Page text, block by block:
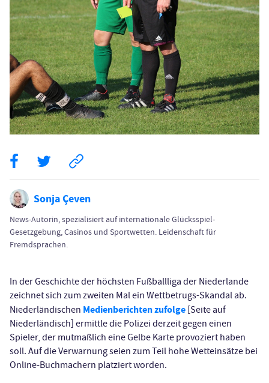
Sonja Çeven
News-Autorin, spezialisiert auf internationale Glücksspiel-
Gesetzgebung, Casinos und Sportwetten. Leidenschaft für
Fremdsprachen.
In der Geschichte der höchsten Fußballliga der Niederlande
zeichnet sich zum zweiten Mal ein Wettbetrugs-Skandal ab.
Niederländischen Medienberichten zufolge [Seite auf
Niederländisch] ermittle die Polizei derzeit gegen einen
Spieler, der mutmaßlich eine Gelbe Karte provoziert haben
soll. Auf die Verwarnung seien zum Teil hohe Wetteinsätze bei
Online-Buchmachern platziert worden.